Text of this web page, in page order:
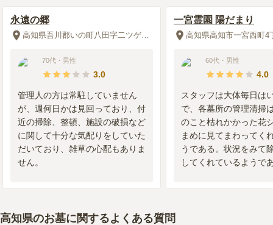
永遠の郷
高知県吾川郡いの町八田字二ツゲ森2249番地
70代 ・ 男性
3.0
管理人の方は常駐していません
が、週何日かは見回っており、付
近の掃除、整頓、施設の破損など
に関して十分な気配りをしていた
だいており、雑草の心配もありま
せん。
一宮霊園 陽だまり
高知県高知市一宮西町4
60代 ・ 男性
4.0
スタッフは大体毎日は
で、各墓所の管理清掃
のこと枯れかかった花
まめに見てまわってく
うである。状況をみて
してくれているようで
謝している。
高知県のお墓に関するよくある質問